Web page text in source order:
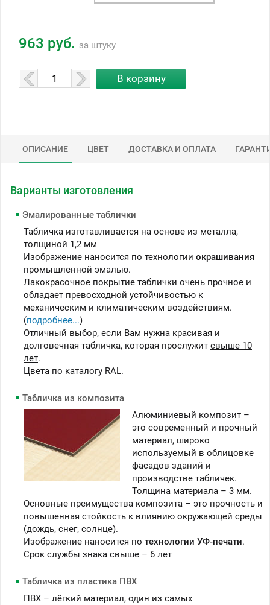
963 руб. за штуку
ОПИСАНИЕ ЦВЕТ ДОСТАВКА И ОПЛАТА
Варианты изготовления
Эмалированные таблички
Табличка изготавливается на основе из металла,
толщиной 1,2 мм
Изображение наносится по технологии окрашивания
промышленной эмалью.
Лакокрасочное покрытие таблички очень прочное и
обладает превосходной устойчивостью к
механическим и климатическим воздействиям.
(подробнее...)
Отличный выбор, если Вам нужна красивая и
долговечная табличка, которая прослужит свыше 10
лет.
Цвета по каталогу RAL.
Табличка из композита
Алюминиевый композит –
это современный и прочный
материал, широко
используемый в облицовке
фасадов зданий и
производстве табличек.
Толщина материала – 3 мм.
Основные преимущества композита – это прочность и
повышенная стойкость к влиянию окружающей среды
(дождь, снег, солнце).
Изображение наносится по технологии УФ-печати.
Срок службы знака свыше – 6 лет
Табличка из пластика ПВХ
ПВХ – лёгкий материал, один из самых